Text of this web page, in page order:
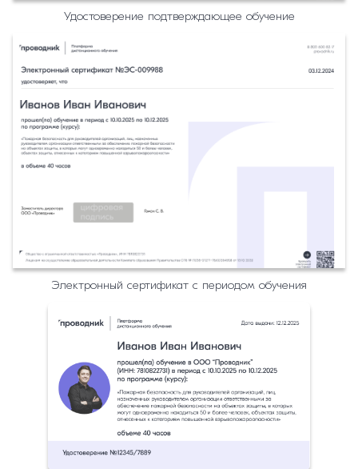
Удостоверение подтверждающее обучение
Электронный сертификат с периодом обучения